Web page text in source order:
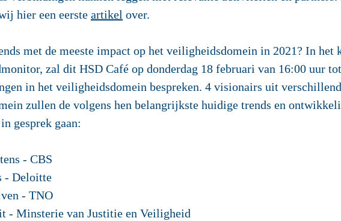
hier een eerste artikel over.
met de meeste impact op het veiligheidsdomein in 2021? In het
zal dit HSD Café op donderdag 18 februari van 16:00 uur
in het veiligheidsdomein bespreken. 4 visionairs uit
zullen de volgens hen belangrijkste huidige trends en
gesprek gaan:
- CBS
- Deloitte
- TNO
- Minsterie van Justitie en Veiligheid